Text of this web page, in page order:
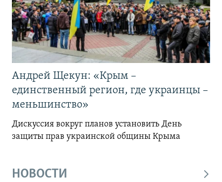
Андрей Щекун: «Крым –
единственный регион, где украинцы –
меньшинство»
Дискуссия вокруг планов установить День
защиты прав украинской общины Крыма
НОВОСТИ